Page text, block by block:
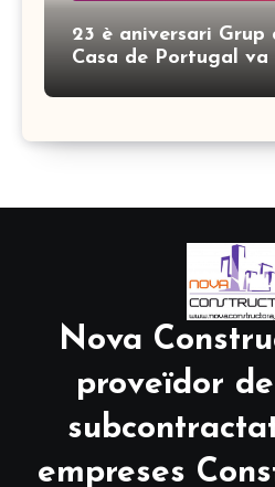
23 è aniversari Grup
Casa de Portugal
Nova
proveïdor
empreses